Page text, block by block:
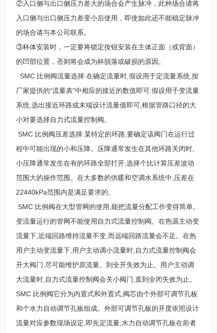
②入口侧与出口侧压力差大的场合会产生脉冲，此种场合请将
入口侧与出口侧压力差变小后使用，即使如此还不能稳定脉冲
的场合请与本公司联系。
③杯体安装时，一定要将锁定按钮安装在主体正面（或背面）
的凹部位置，否则将会成为杯脱落或破损的原因。
SMC 比例阀流量选择:在确定流量时,假设用于定流量系统,按
厂家提供的“流量表"中相应的接近的数值即可:假设用于变流量
系统,选出接近环路或末端设计流量值即可,根据管路口径的大
小对要选择自力式流量控制阀。
SMC 比例阀压差选择:某特定的环路,要确定该阀门在运行过
程中可能出现的小和压降。压降通常发生在其他环路关闭时,
小压降通常发生在有的环路全部打开,选择个比计算压差波动
范围大的操作范围。在大多数的供暖和空调水系统中,压差在
22440kPa范围内是满足要求的。
SMC 比例阀在大型管网的使用,能把流量分配工作变得简单。
变流量运行的管网不能使用自力式流量控制阀。在热源主动变
流量下,近端回路维持流量不变,而远端回路流量会不足。在热
用户主动变流量下,用户主动调小流量时,自力式流量控制阀会
开大阀门,尽可能维护原流量。到全开失效为止。用户主动调
大流量时,自力式流量控制阀会关小阀门,直到全闭失效为止。
SMC 比例阀它分为内置式和外置式,阀芯由个外部可调节孔板
和个水力自动调节孔板组成。外部可调节孔板的开度依照设计
流量对应参数现场设定,即先定流量;水力自动调节孔板在前者